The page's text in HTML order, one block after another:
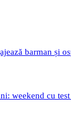
barman și
weekend cu